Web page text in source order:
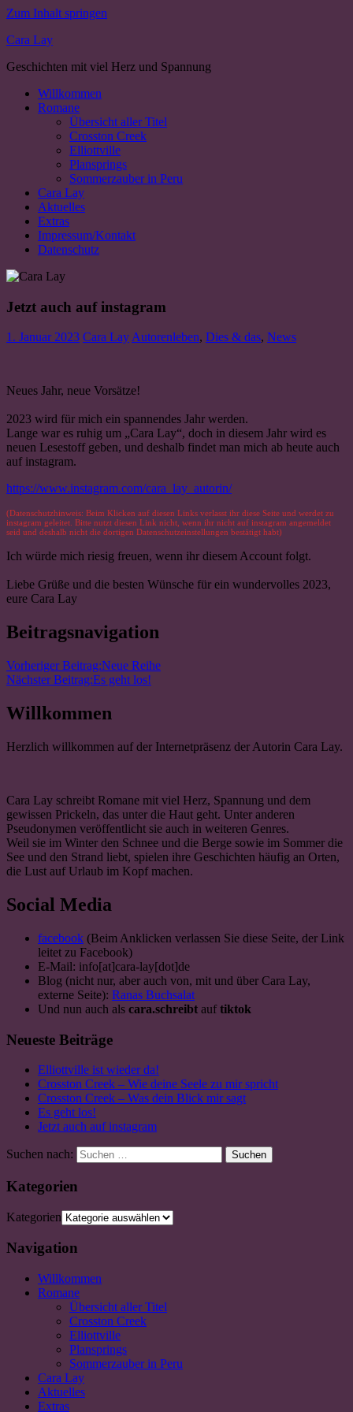
Zum Inhalt springen
Cara Lay
Geschichten mit viel Herz und Spannung
Willkommen
Romane
Übersicht aller Titel
Crosston Creek
Elliottville
Plansprings
Sommerzauber in Peru
Cara Lay
Aktuelles
Extras
Impressum/Kontakt
Datenschutz
Jetzt auch auf instagram
1. Januar 2023 Cara LayAutorenleben, Dies & das, News
Neues Jahr, neue Vorsätze!
2023 wird für mich ein spannendes Jahr werden.
Lange war es ruhig um „Cara Lay“, doch in diesem Jahr wird es
neuen Lesestoff geben, und deshalb findet man mich ab heute auch
auf instagram.
https://www.instagram.com/cara_lay_autorin/
(Datenschutzhinweis: Beim Klicken auf diesen Links verlasst ihr diese Seite und werdet zu
instagram geleitet. Bitte nutzt diesen Link nicht, wenn ihr nicht auf instagram angemeldet
seid und deshalb nicht die dortigen Datenschutzeinstellungen bestätigt habt)
Ich würde mich riesig freuen, wenn ihr diesem Account folgt.
Liebe Grüße und die besten Wünsche für ein wundervolles 2023,
eure Cara Lay
Beitragsnavigation
Vorheriger Beitrag:Neue Reihe
Nächster Beitrag:Es geht los!
Willkommen
Herzlich willkommen auf der Internetpräsenz der Autorin Cara Lay.
Cara Lay schreibt Romane mit viel Herz, Spannung und dem
gewissen Prickeln, das unter die Haut geht. Unter anderen
Pseudonymen veröffentlicht sie auch in weiteren Genres.
Weil sie im Winter den Schnee und die Berge sowie im Sommer die
See und den Strand liebt, spielen ihre Geschichten häufig an Orten,
die Lust auf Urlaub im Kopf machen.
Social Media
facebook (Beim Anklicken verlassen Sie diese Seite, der Link
leitet zu Facebook)
E-Mail: info[at]cara-lay[dot]de
Blog (nicht nur, aber auch von, mit und über Cara Lay,
externe Seite): Ranas Buchsalat
Und nun auch als cara.schreibt auf tiktok
Neueste Beiträge
Elliottville ist wieder da!
Crosston Creek – Wie deine Seele zu mir spricht
Crosston Creek – Was dein Blick mir sagt
Es geht los!
Jetzt auch auf instagram
Suchen nach: Suchen
Kategorien
Kategorien
Navigation
Willkommen
Romane
Übersicht aller Titel
Crosston Creek
Elliottville
Plansprings
Sommerzauber in Peru
Cara Lay
Aktuelles
Extras